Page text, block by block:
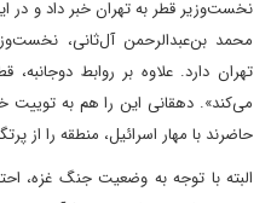
نخست‌وزیر قطر به تهران خبر داد و در
محمد بن‌عبدالرحمن آل‌ثانی،
تهران دارد. علاوه بر روابط
می‌کند». دهقانی این را هم به توییت‌
حاضرند با مهار اسرائیل، منطقه را از
البته با توجه به وضعیت جنگ غزه،